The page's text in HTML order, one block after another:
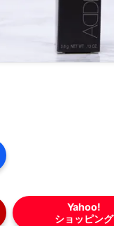
Yahoo!
ショッピング